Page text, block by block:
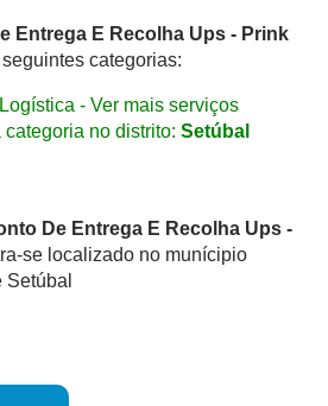
Entrega E Recolha Ups - Prink
categorias:
- Ver mais serviços
no distrito: Setúbal
De Entrega E Recolha Ups -
se localizado no munícipio